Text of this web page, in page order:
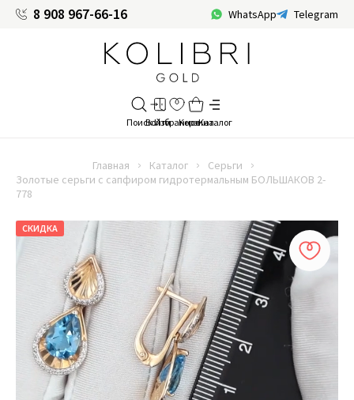
8 908 967-66-16 WhatsApp Telegram
Главная Каталог
Серьги
Золотые серьги с сапфиром гидротермальным БОЛЬШАКОВ 2-
778
СКИДКА